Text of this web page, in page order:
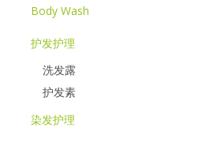
Body Wash
护发护理
洗发露
护发素
染发护理